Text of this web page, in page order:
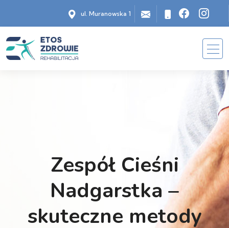
ul. Muranowska 1
Zespół Cieśni
Nadgarstka –
skuteczne metody